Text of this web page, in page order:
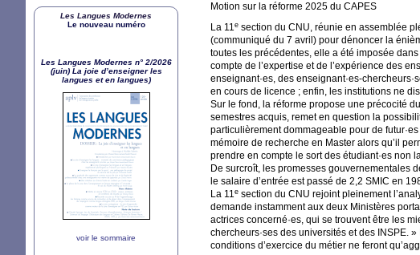
Motion sur la réforme 2025 du CAPES
La 11e section du CNU, réunie en assemblée
(communiqué du 7 avril) pour dénoncer la
toutes les précédentes, elle a été imposée
compte de l’expertise et de l’expérience des
enseignant·es, des enseignant·es-chercheurs·
en cours de licence ; enfin, les institutions ne
Sur le fond, la réforme propose une précocité
semestres acquis, remet en question la
particulièrement dommageable pour de futur·
mémoire de recherche en Master alors qu’il
prendre en compte le sort des étudiant·es non
De surcroît, les promesses gouvernementales
le salaire d’entrée est passé de 2,2 SMIC en
La 11e section du CNU rejoint pleinement
demande instamment aux deux Ministères
actrices concerné·es, qui se trouvent être les
chercheurs·ses des universités et des INSPE. »
conditions d’exercice du métier ne feront
Les Langues Modernes
Le nouveau numéro
Les Langues Modernes n° 2/2026
(juin) La joie d’enseigner les
langues et en langues)
voir le sommaire